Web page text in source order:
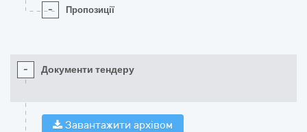
- Пропозиції
- Документи тендеру
Завантажити архівом